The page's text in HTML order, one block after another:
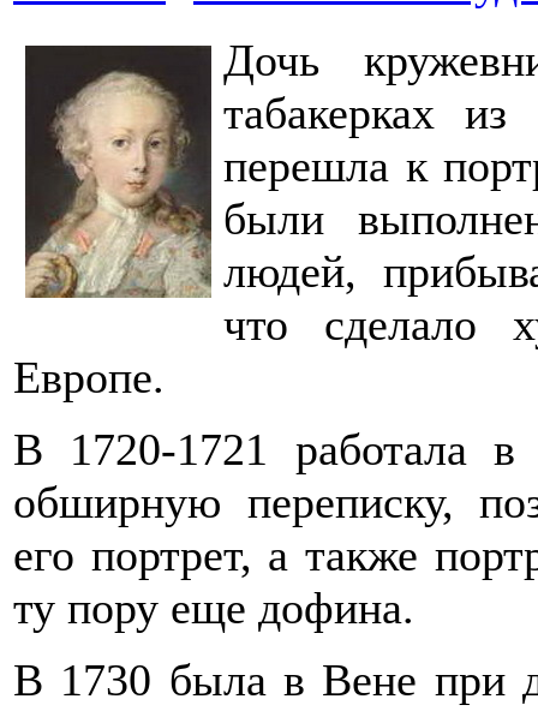
Дочь
табакерках из
перешла к
были
людей,
что сделало
Европе.
В 1720-1721 работала
обширную переписку,
его портрет, а также
ту пору еще дофина.
В 1730 была в Вене при